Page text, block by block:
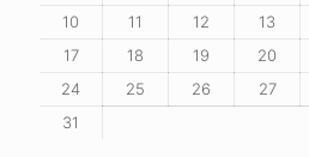
10
11 12 13
17
18 19 20
24
25 26 27
31